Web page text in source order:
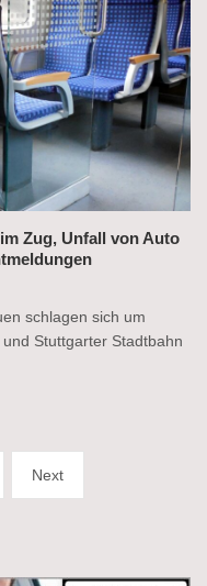
Zug, Unfall von Auto
schlagen sich um
Stuttgarter Stadtbahn
Next